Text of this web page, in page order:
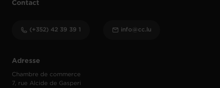
Adresse
Chambre de commerce
7, rue Alcide de Gasperi
Contact
(+352) 42 39 39 1 info@cc.lu